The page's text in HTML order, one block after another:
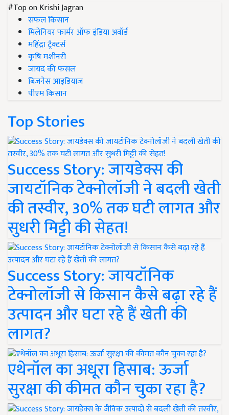
#Top on Krishi Jagran
सफल किसान
मिलेनियर फार्मर ऑफ इंडिया अवॉर्ड
महिंद्रा ट्रैक्टर्स
कृषि मशीनरी
जायद की फसल
बिज़नेस आइडियाज
पीएम किसान
Top Stories
Success Story: जायडेक्स की
जायटॉनिक टेक्नोलॉजी ने बदली खेती
की तस्वीर, 30% तक घटी लागत और
सुधरी मिट्टी की सेहत!
Success Story: जायटॉनिक
टेक्नोलॉजी से किसान कैसे बढ़ा रहे हैं
उत्पादन और घटा रहे हैं खेती की
लागत?
एथेनॉल का अधूरा हिसाब: ऊर्जा
सुरक्षा की कीमत कौन चुका रहा है?